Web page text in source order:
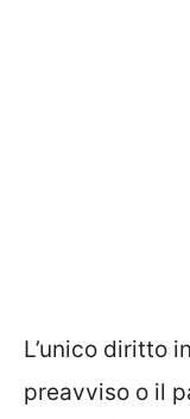
L’unico diritto
preavviso o il